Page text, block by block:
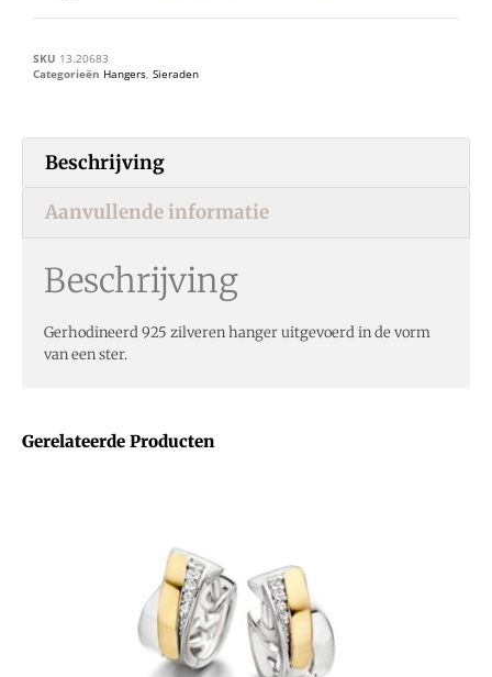
Gerelateerde Producten
SKU 13.20683
Categorieën Hangers, Sieraden
Beschrijving
Aanvullende informatie
Beschrijving
Gerhodineerd 925 zilveren hanger uitgevoerd in de vorm
van een ster.